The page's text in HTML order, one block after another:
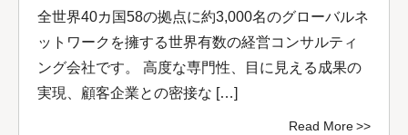
全世界40カ国58の拠点に約3,000名のグローバルネ
ットワークを擁する世界有数の経営コンサルティ
ング会社です。 高度な専門性、目に見える成果の
実現、顧客企業との密接な […]
Read More